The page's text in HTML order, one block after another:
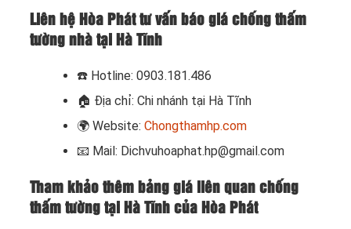
Liên hệ Hòa Phát tư vấn báo giá chống thấm
tường nhà tại Hà Tĩnh
☎️ Hotline: 0903.181.486
🏠 Địa chỉ: Chi nhánh tại Hà Tĩnh
🌍 Website: Chongthamhp.com
📧 Mail: Dichvuhoaphat.hp@gmail.com
Tham khảo thêm bảng giá liên quan chống
thấm tường tại Hà Tĩnh của Hòa Phát